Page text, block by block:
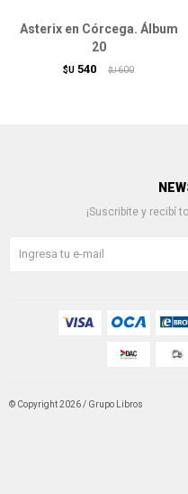
Asterix en Córcega. Álbum
20
$U 540 $U 600
¡Suscribite y recibí
© Copyright 2026 / Grupo Libros